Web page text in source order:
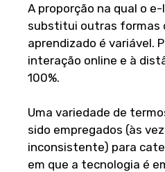
A proporção na qual o
substitui outras formas
aprendizado é variável.
interação online e à
100%.
Uma variedade de
sido empregados (às
inconsistente) para
em que a tecnologia é